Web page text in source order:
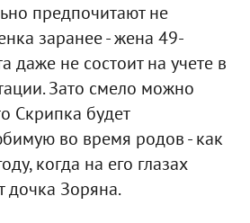
предпочитают не
заранее - жена 49-
даже не состоит на учете в
Зато смело можно
Скрипка будет
во время родов - как
когда на его глазах
дочка Зоряна.